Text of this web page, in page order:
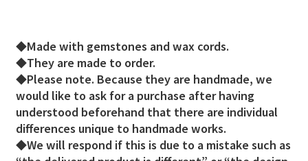
◆Made with gemstones and wax cords.
◆They are made to order.
◆Please note. Because they are handmade, we
would like to ask for a purchase after having
understood beforehand that there are individual
differences unique to handmade works.
◆We will respond if this is due to a mistake such as